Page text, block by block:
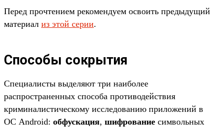
Перед прочтением рекомендуем освоить предыдущий
материал из этой серии.
Способы сокрытия
Специалисты выделяют три наиболее
распространенных способа противодействия
криминалистическому исследованию приложений в
ОС Android: обфускация, шифрование символьных